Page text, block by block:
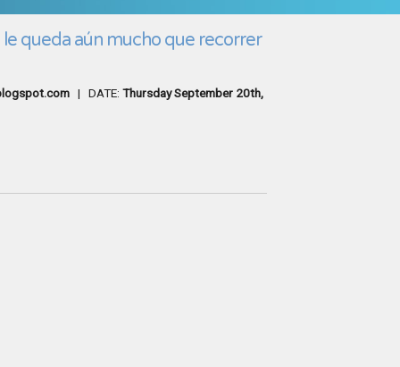
queda aún mucho que recorrer
| DATE: Thursday September 20th,